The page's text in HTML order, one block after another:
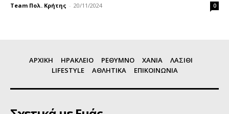
Team Πολ. Κρήτης - 20/11/2024 0
ΑΡΧΙΚΗ ΗΡΑΚΛΕΙΟ ΡΕΘΥΜΝΟ ΧΑΝΙΑ
ΛΑΣΙΘΙ
LIFESTYLE
ΑΘΛΗΤΙΚΑ ΕΠΙΚΟΙΝΩΝΙΑ